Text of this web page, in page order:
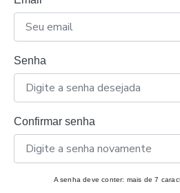
Senha
Confirmar senha
A senha deve conter: mais de 7